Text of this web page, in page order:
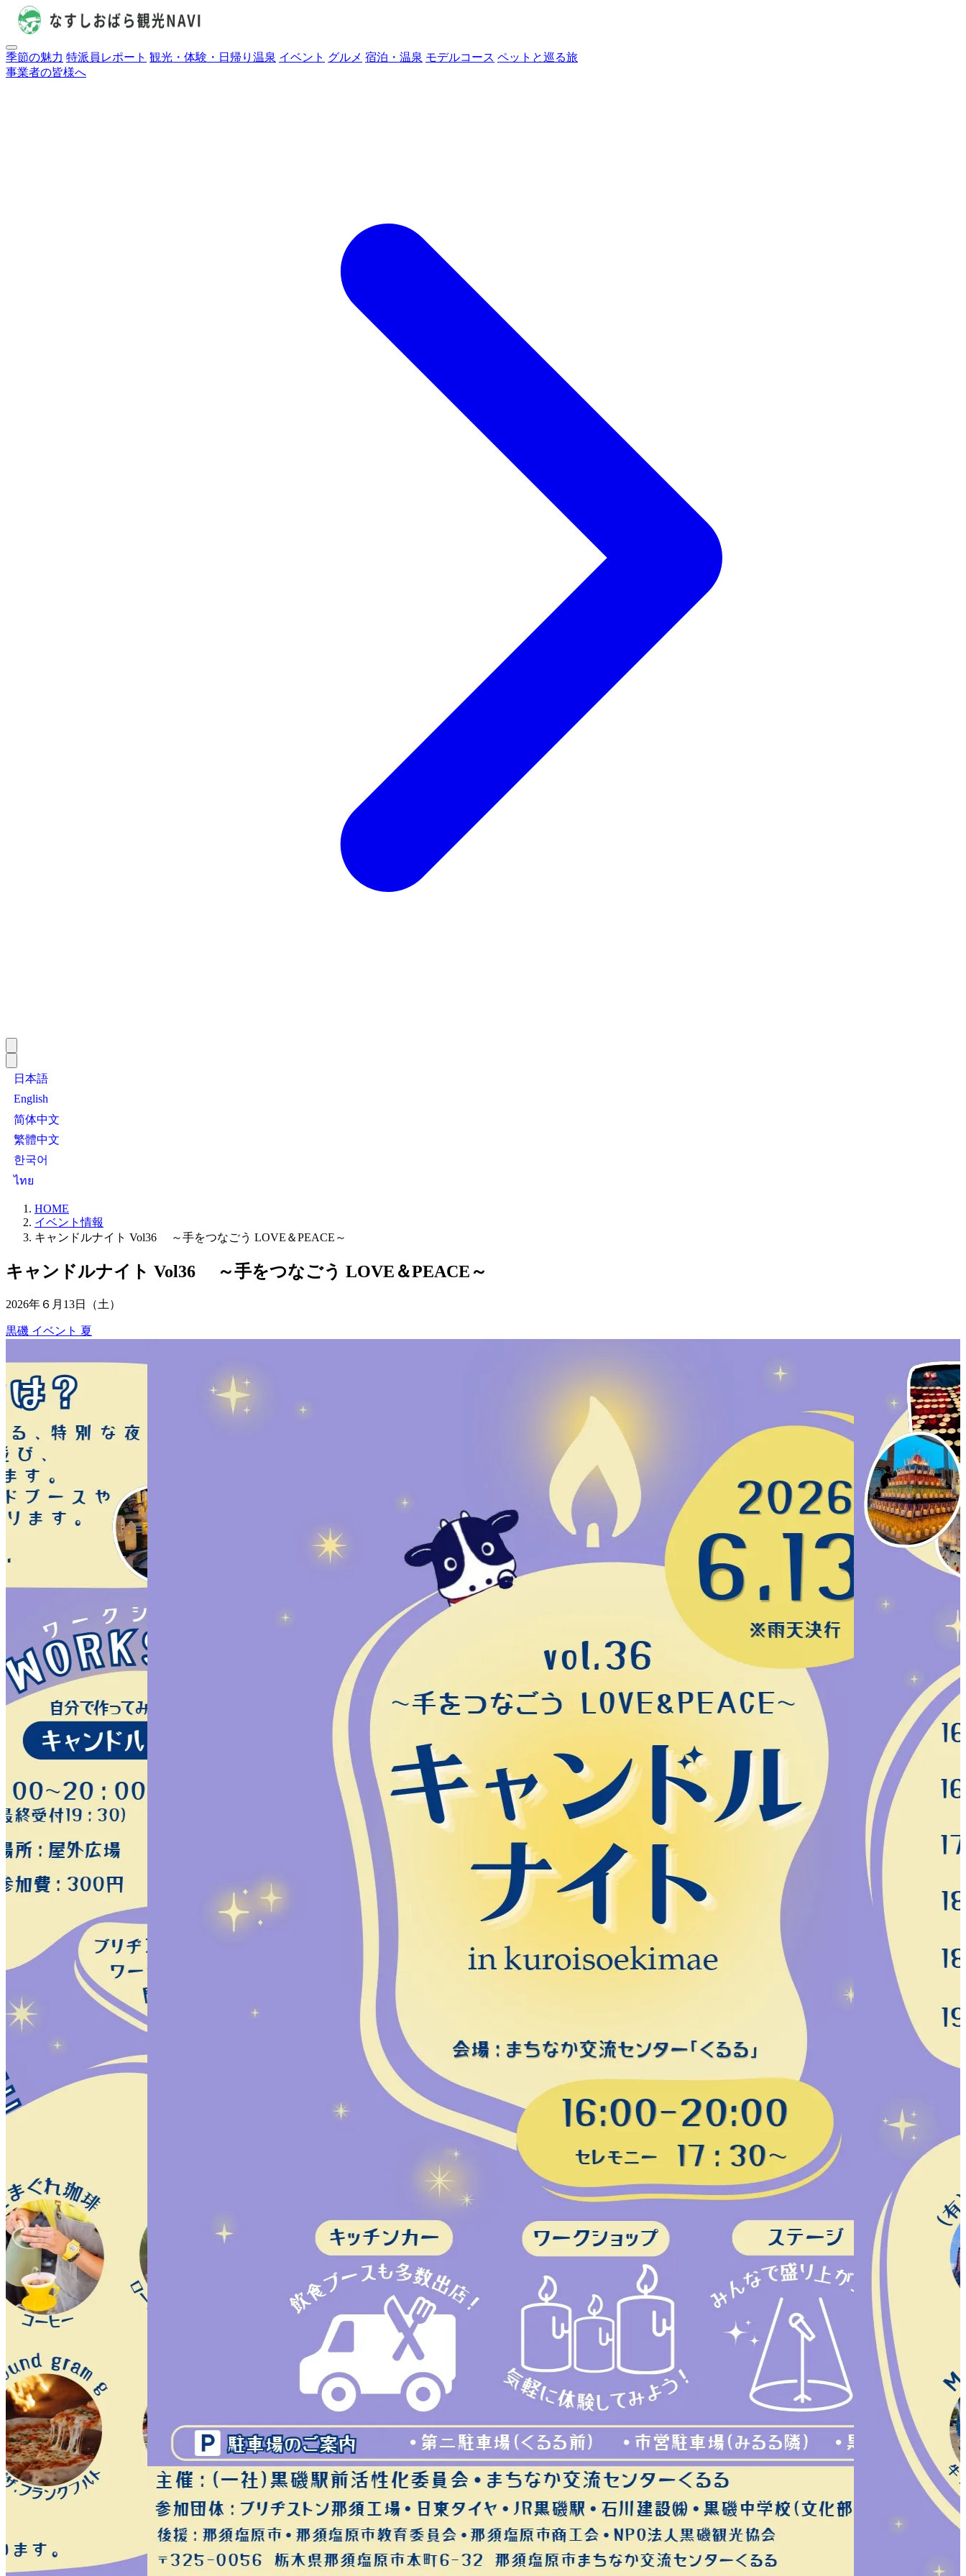
季節の魅力 特派員レポート 観光・体験・日帰り温泉 イベント グルメ 宿泊・温泉 モデルコース ペットと巡る旅
事業者の皆様へ
日本語
English
简体中文
繁體中文
한국어
ไทย
HOME
イベント情報
キャンドルナイト Vol36 ～手をつなごう LOVE＆PEACE～
キャンドルナイト Vol36 ～手をつなごう LOVE＆PEACE～
2026年６月13日（土）
黒磯 イベント 夏